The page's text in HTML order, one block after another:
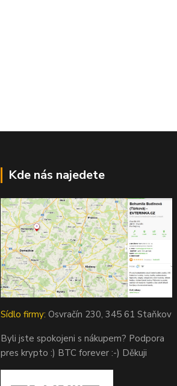
Kde nás najedete
Sídlo firmy: Osvračín 230, 345 61 Staňkov
Byli jste spokojeni s nákupem? Podpora
pres krypto :) BTC forever :-) Děkuji